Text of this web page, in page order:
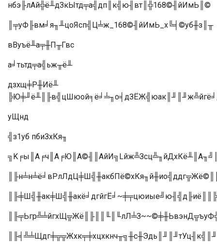
нбэ╟лАй╬ё╨дЗкЫтд╤а╣дп║к╣ю╢вт║╬168©╢йИмЬ║©
║╤уФ╟вм╛я╖╨цоЯсп╣Ц╧ж_168©╢йИмЬ_х╚╡©уб╫з║╥
вВуъё╨а╤╫П╥Гвс
а╛тьтд╤а╣ьж╥ё╨
дзхщ╪Р╫Иё╨
уЩнд
╣з1уб пбиЗхКя╖
║╟╪Ш╣╫ак╪Ш╣╫акё╛дгйгЁ╛~╪╤цюиые╝ю╢╣д╟иё║║╠